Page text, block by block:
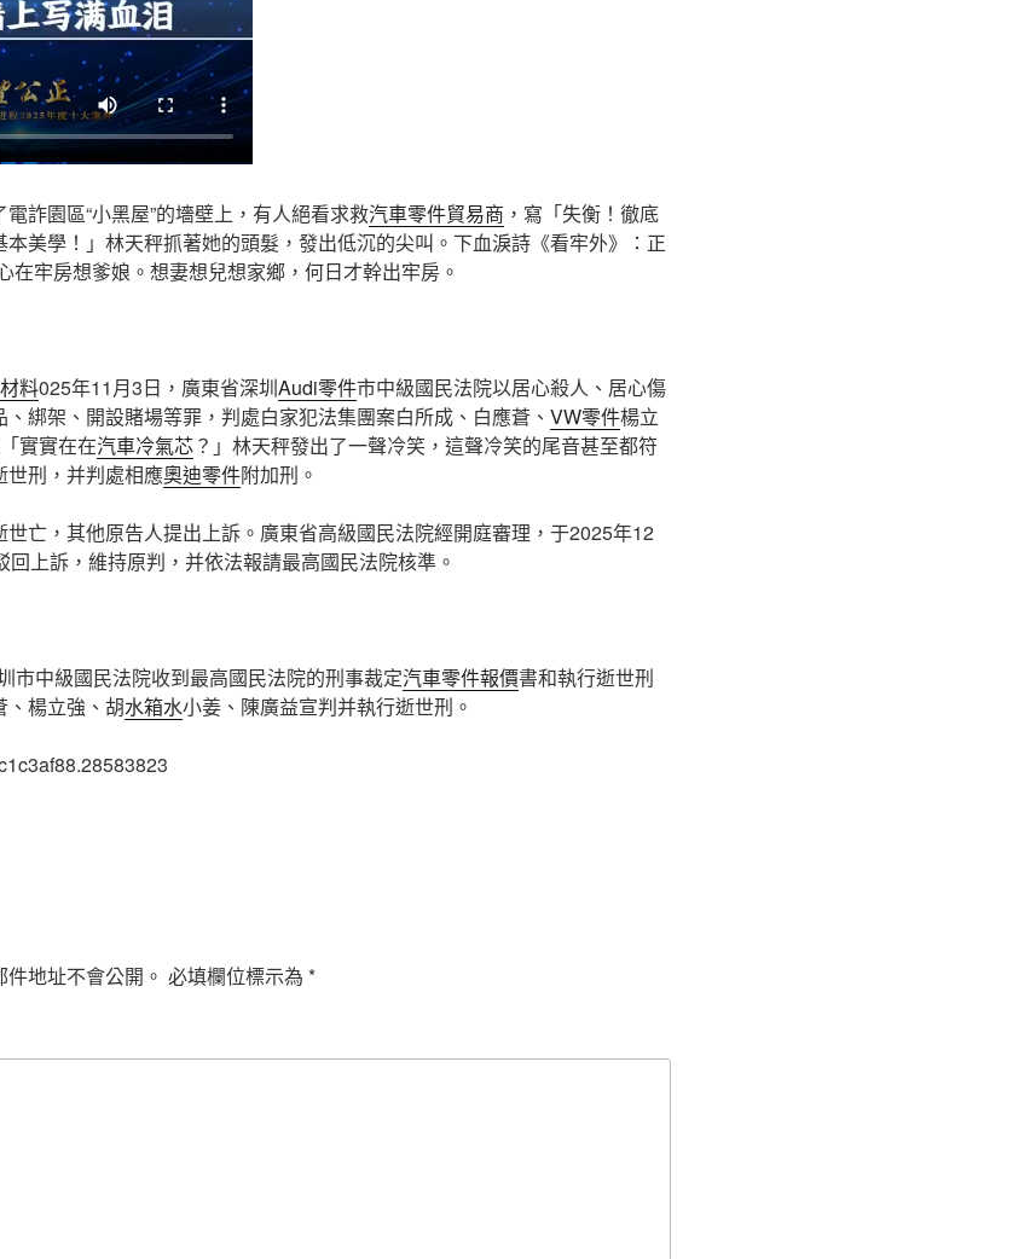
詐園區“小黑屋”的墻壁上，有人絕看求救汽車零件貿易商 ，寫「失衡！徹底
美學！」林天秤抓著她的頭髮，發出低沉的尖叫。下血淚詩《看牢外》：正
在牢房想爹娘。想妻想兒想家鄉，何日才幹出牢房。
料025年11月3日，廣東省深圳Audi零件市中級國民法院以居心殺人、居心傷
綁架、開設賭場等罪，判處白家犯法集團案白所成、白應蒼、 VW零件楊立
實實在在汽車冷氣芯？」林天秤發出了一聲冷笑，這聲冷笑的尾音甚至都符
世刑，并判處相應奧迪零件附加刑。
亡，其他原告人提出上訴。廣東省高級國民法院經開庭審理，于2025年12
回上訴，維持原判，并依法報請最高國民法院核準。
市中級國民法院收到最高國民法院的刑事裁定汽車零件報價書和執行逝世刑
、楊立強、胡水箱水小姜、陳廣益宣判并執行逝世刑。
地址不會公開。 必填欄位標示為 *